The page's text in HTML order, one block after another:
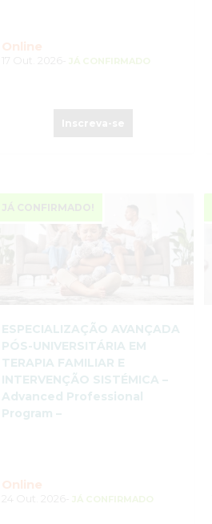
Online
JÁ CONFIRMADO
JÁ CONFIRMADO!
ESPECIALIZAÇÃO AVANÇADA
PÓS-UNIVERSITÁRIA EM
TERAPIA FAMILIAR E
INTERVENÇÃO SISTÉMICA –
Advanced Professional
Program –
Online
JÁ CONFIRMADO